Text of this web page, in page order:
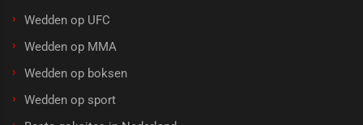
Wedden op UFC
Wedden op MMA
Wedden op boksen
Wedden op sport